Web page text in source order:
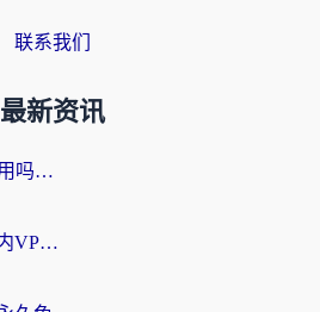
联系我们
最新资讯
海外党必看：穿梭VPN好用吗？和云帆VPN对比哪个回国效果更好？附真实测评+避坑指南
海外党必看：如何选对国内VPN，实现无缝访问国内资源？